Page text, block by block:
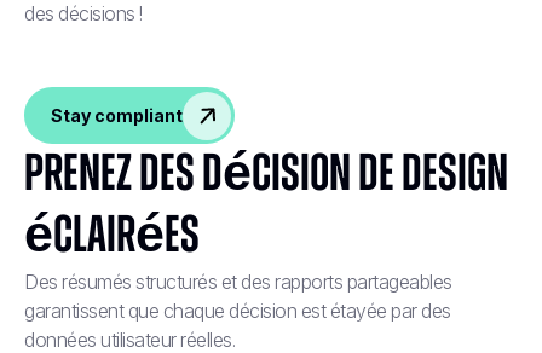
des décisions !
Stay compliant
Prenez des décision de design
éclairées
Des résumés structurés et des rapports partageables
garantissent que chaque décision est étayée par des
données utilisateur réelles.